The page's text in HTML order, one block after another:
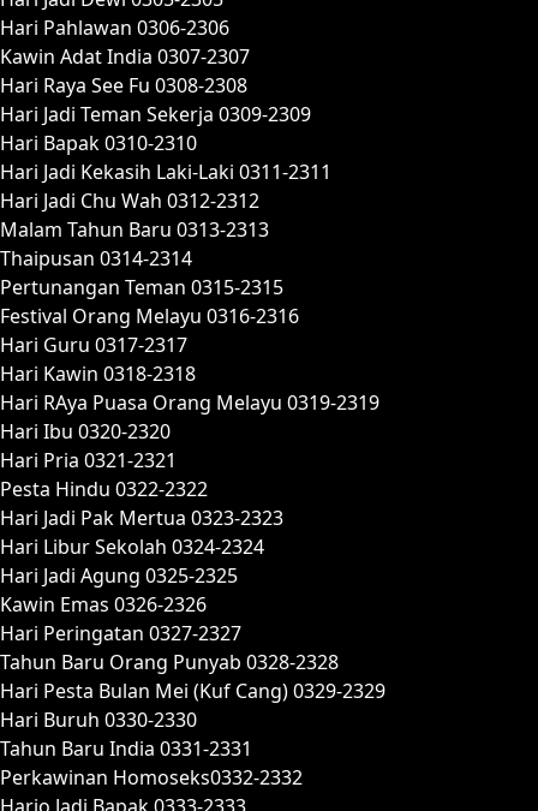
Hari Pahlawan 0306-2306
Kawin Adat India 0307-2307
Hari Raya See Fu 0308-2308
Hari Jadi Teman Sekerja 0309-2309
Hari Bapak 0310-2310
Hari Jadi Kekasih Laki-Laki 0311-2311
Hari Jadi Chu Wah 0312-2312
Malam Tahun Baru 0313-2313
Thaipusan 0314-2314
Pertunangan Teman 0315-2315
Festival Orang Melayu 0316-2316
Hari Guru 0317-2317
Hari Kawin 0318-2318
Hari RAya Puasa Orang Melayu 0319-2319
Hari Ibu 0320-2320
Hari Pria 0321-2321
Pesta Hindu 0322-2322
Hari Jadi Pak Mertua 0323-2323
Hari Libur Sekolah 0324-2324
Hari Jadi Agung 0325-2325
Kawin Emas 0326-2326
Hari Peringatan 0327-2327
Tahun Baru Orang Punyab 0328-2328
Hari Pesta Bulan Mei (Kuf Cang) 0329-2329
Hari Buruh 0330-2330
Tahun Baru India 0331-2331
Perkawinan Homoseks0332-2332